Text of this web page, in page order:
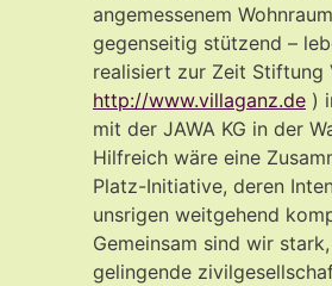
angemessenem
gegenseitig stützend –
realisiert zur Zeit Stiftung
http://www.villaganz.de )
mit der JAWA KG in der
Hilfreich wäre eine
Platz-Initiative, deren
unsrigen weitgehend
Gemeinsam sind wir
gelingende